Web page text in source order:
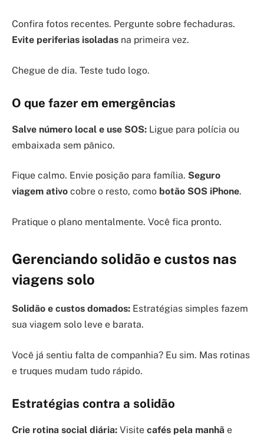
Confira fotos recentes. Pergunte sobre fechaduras.
Evite periferias isoladas na primeira vez.
Chegue de dia. Teste tudo logo.
O que fazer em emergências
Salve número local e use SOS: Ligue para polícia ou
embaixada sem pânico.
Fique calmo. Envie posição para família. Seguro
viagem ativo cobre o resto, como botão SOS iPhone.
Pratique o plano mentalmente. Você fica pronto.
Gerenciando solidão e custos nas
viagens solo
Solidão e custos domados: Estratégias simples fazem
sua viagem solo leve e barata.
Você já sentiu falta de companhia? Eu sim. Mas rotinas
e truques mudam tudo rápido.
Estratégias contra a solidão
Crie rotina social diária: Visite cafés pela manhã e